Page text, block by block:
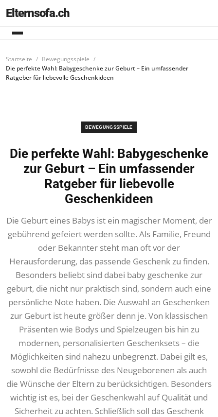
Elternsofa.ch
Startseite
Bewegungsspiele
Die perfekte Wahl: Babygeschenke zur Geburt – Ein umfassender
Ratgeber für liebevolle Geschenkideen
BEWEGUNGSSPIELE
Die perfekte Wahl: Babygeschenke
zur Geburt – Ein umfassender
Ratgeber für liebevolle
Geschenkideen
Die Geburt eines Babys ist ein magischer Moment, der
gebührend gefeiert werden sollte. Als Familie, Freund
oder Bekannter steht man oft vor der
Herausforderung, das passende Geschenk zu finden.
Besonders beliebt sind dabei baby geschenke zur
geburt, die nicht nur praktisch sind, sondern auch eine
persönliche Note haben. Die Auswahl an Geschenken
zur Geburt ist heute größer denn je. Von klassischen
Präsenten wie Bodys und Spielzeugen bis hin zu
modernen, personalisierten Geschenksets – die
Möglichkeiten sind nahezu unbegrenzt. Dabei gilt es,
sowohl die Bedürfnisse des Neugeborenen als auch
die Wünsche der Eltern zu berücksichtigen. Besonders
wichtig ist es, bei der Geschenkwahl auf Qualität und
Sicherheit zu achten. Schließlich soll das Geschenk